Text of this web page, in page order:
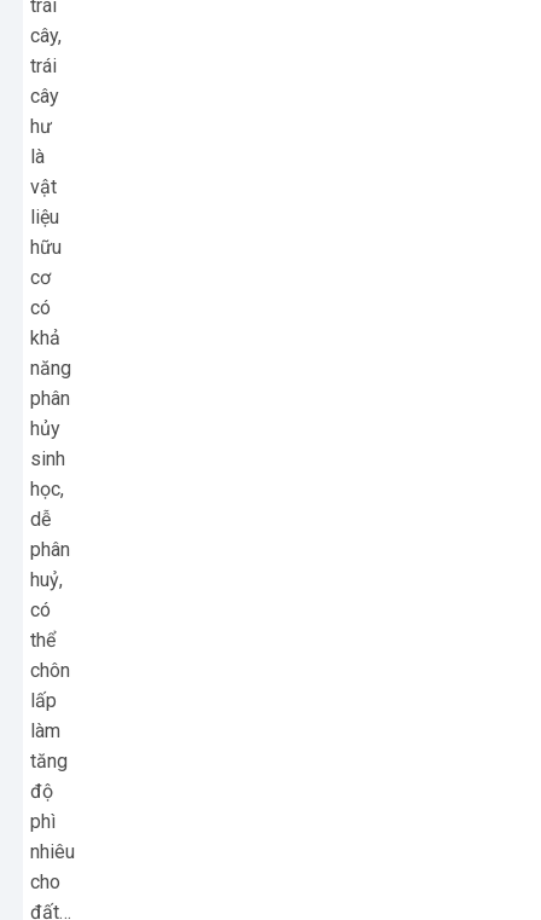
trái
cây,
trái
cây
hư
là
vật
liệu
hữu
cơ
có
khả
năng
phân
hủy
sinh
học,
dễ
phân
huỷ,
có
thể
chôn
lấp
làm
tăng
độ
phì
nhiêu
cho
đất…